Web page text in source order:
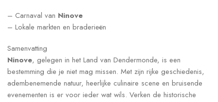
– Carnaval van Ninove
– Lokale markten en braderieën
Samenvatting
Ninove, gelegen in het Land van Dendermonde, is een
bestemming die je niet mag missen. Met zijn rijke geschiedenis,
adembenemende natuur, heerlijke culinaire scene en bruisende
evenementen is er voor ieder wat wils. Verken de historische